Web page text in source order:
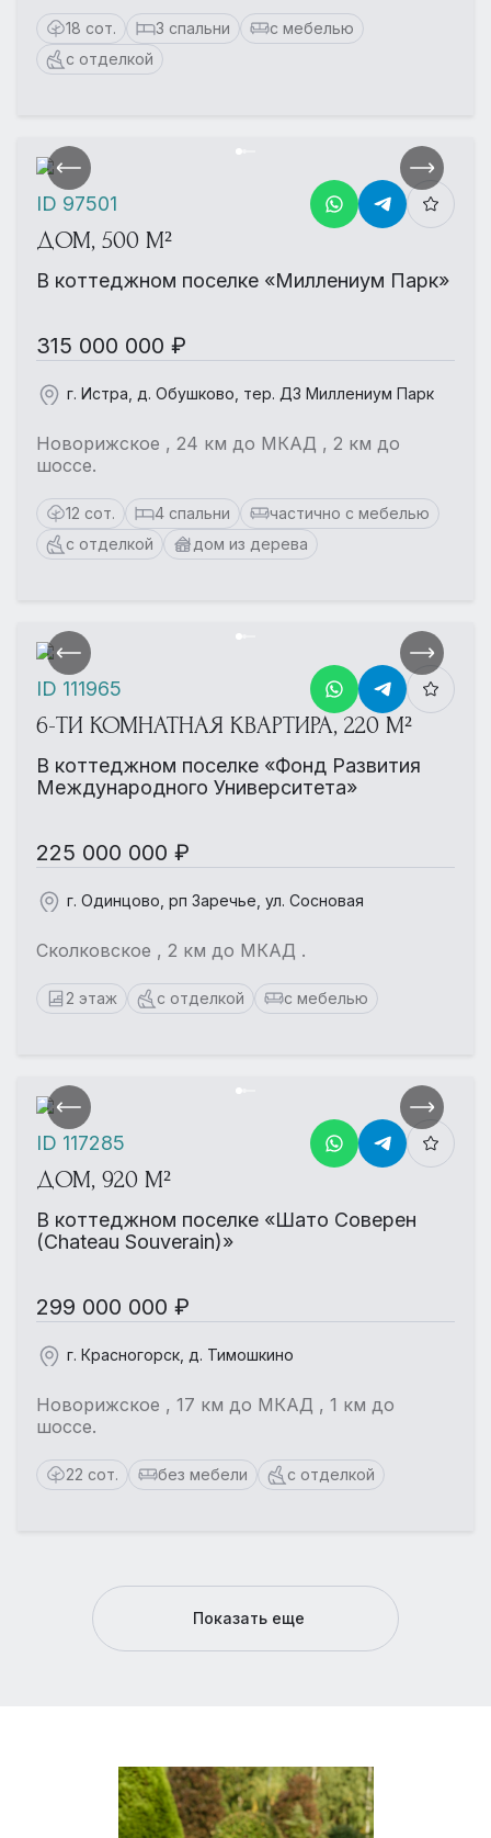
18 сот. 3 спальни
с мебелью
с отделкой
ДОМ, 500 М²
В коттеджном поселке «Миллениум Парк»
315 000 000 ₽
г. Истра, д. Обушково, тер. ДЗ Миллениум Парк
Новорижское , 24 км до МКАД , 2 км до
шоссе.
12 сот. 4 спальни
частично с мебелью
с отделкой
дом из дерева
ID 97501
6-ТИ КОМНАТНАЯ КВАРТИРА, 220 М²
В коттеджном поселке «Фонд Развития
Международного Университета»
225 000 000 ₽
г. Одинцово, рп Заречье, ул. Сосновая
Сколковское , 2 км до МКАД .
2 этаж с отделкой с мебелью
ID 111965
ДОМ, 920 М²
В коттеджном поселке «Шато Соверен
(Chateau Souverain)»
299 000 000 ₽
г. Красногорск, д. Тимошкино
Новорижское , 17 км до МКАД , 1 км до
шоссе.
22 сот. без мебели с отделкой
ID 117285
Показать еще